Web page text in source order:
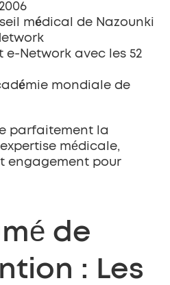
médical de Nazounki
e-Network avec les 52
mondiale de
parfaitement la
médicale,
engagement pour
de
: Les